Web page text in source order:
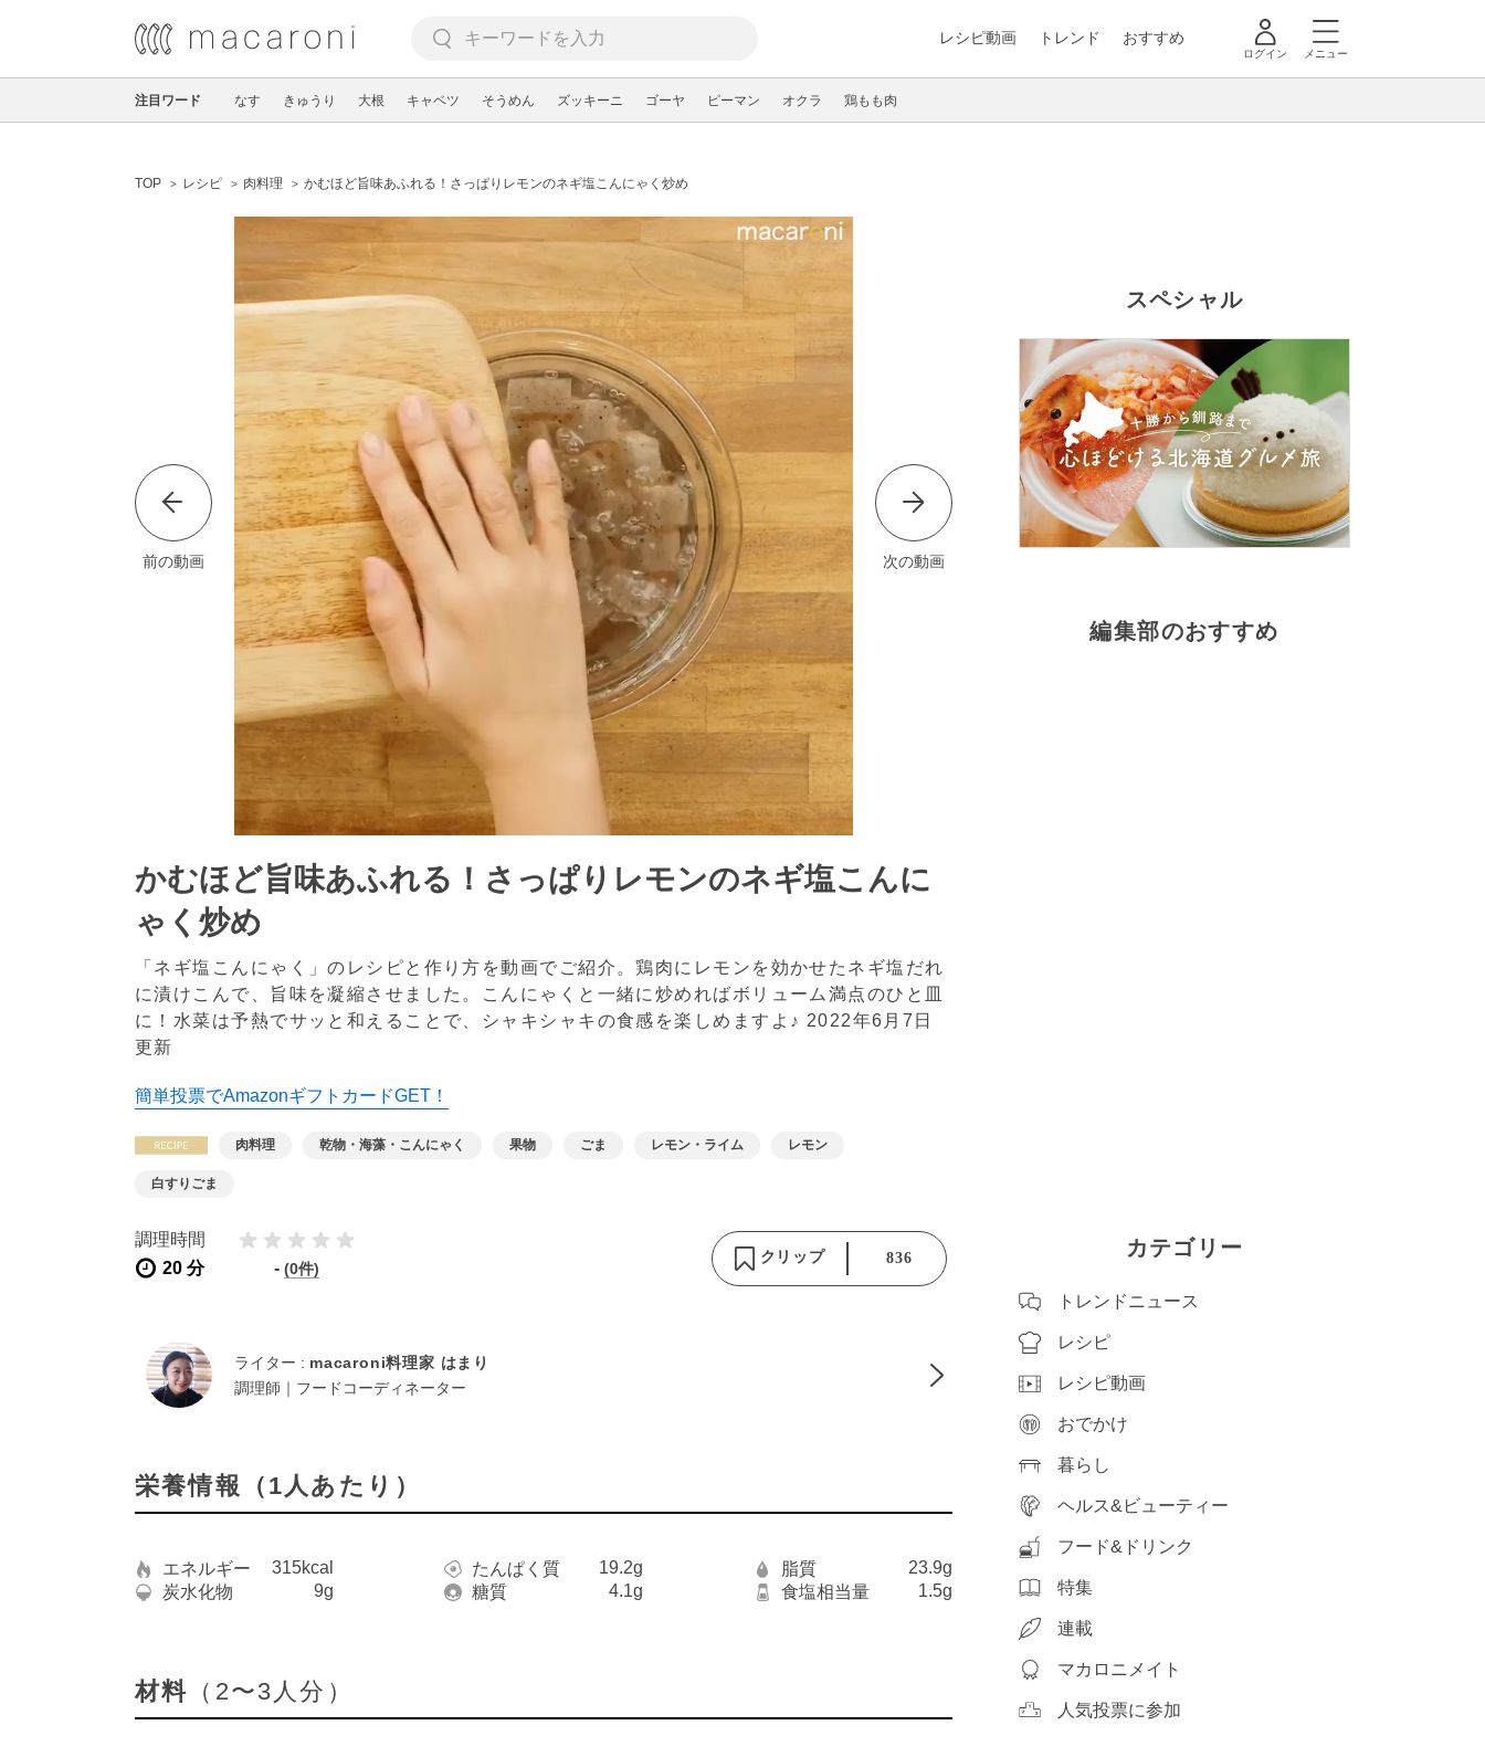
レシピ動画 トレンド おすすめ
ログイン メニュー
注目ワード なす きゅうり 大根 キャベツ そうめん ズッキーニ ゴーヤ ピーマン オクラ 鶏もも肉
TOP レシピ 肉料理 かむほど旨味あふれる！さっぱりレモンのネギ塩こんにゃく炒め
前の動画 次の動画
かむほど旨味あふれる！さっぱりレモンのネギ塩こんに
ゃく炒め
「ネギ塩こんにゃく」のレシピと作り方を動画でご紹介。鶏肉にレモンを効かせたネギ塩だれ
に漬けこんで、旨味を凝縮させました。こんにゃくと一緒に炒めればボリューム満点のひと皿
に！水菜は予熱でサッと和えることで、シャキシャキの食感を楽しめますよ♪ 2022年6月7日
更新
簡単投票でAmazonギフトカードGET！
肉料理 乾物・海藻・こんにゃく 果物 ごま レモン・ライム レモン
白すりごま
調理時間
20 分
- (0件)
クリップ 836
ライター : macaroni料理家 はまり
調理師｜フードコーディネーター
栄養情報（1人あたり）
エネルギー 315kcal たんぱく質 19.2g 脂質
23.9g
炭水化物
9g 糖質 4.1g 食塩相当量 1.5g
材料 （2〜3人分）
スペシャル
編集部のおすすめ
カテゴリー
トレンドニュース
レシピ
レシピ動画
おでかけ
暮らし
ヘルス&ビューティー
フード&ドリンク
特集
連載
マカロニメイト
人気投票に参加